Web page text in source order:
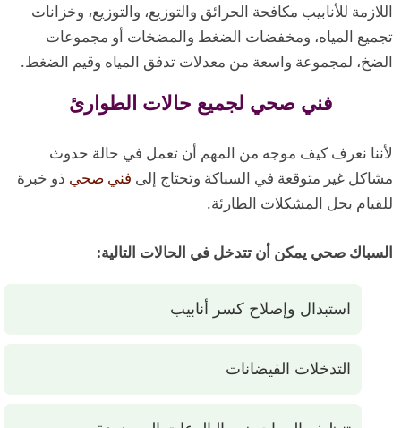
اللازمة للأنابيب مكافحة الحرائق والتوزيع، والتوزيع، وخزانات
تجميع المياه، ومخفضات الضغط والمضخات أو مجموعات
الضخ، لمجموعة واسعة من معدلات تدفق المياه وقيم الضغط.
فني صحي لجميع حالات الطوارئ
لأننا نعرف كيف موجه من المهم أن تعمل في حالة حدوث
مشاكل غير متوقعة في السباكة وتحتاج إلى فني صحي ذو خبرة
للقيام بحل المشكلات الطارئة.
السباك صحي يمكن أن تتدخل في الحالات التالية:
استبدال وإصلاح كسر أنابيب
التدخلات الفيضانات